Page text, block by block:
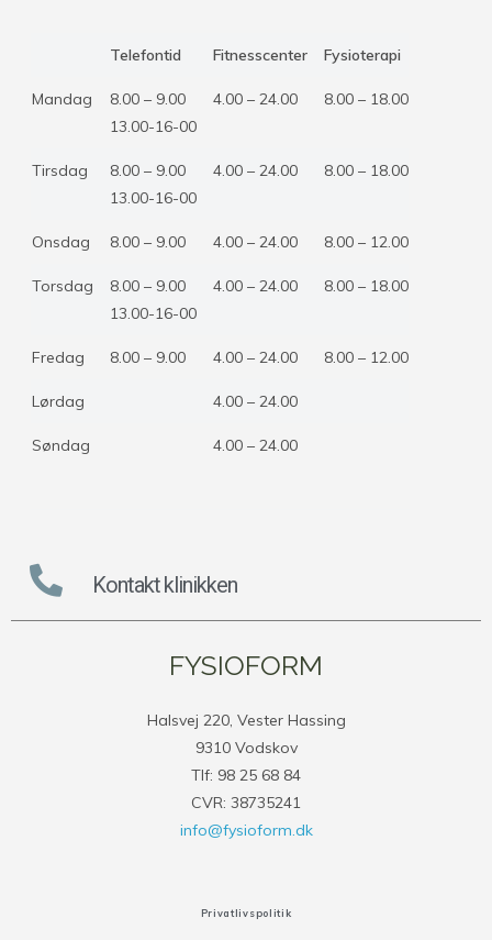
Telefontid Fitnesscenter Fysioterapi
Mandag
8.00 – 9.00
13.00-16-00
4.00 – 24.00 8.00 – 18.00
Tirsdag
8.00 – 9.00
13.00-16-00
4.00 – 24.00 8.00 – 18.00
Onsdag 8.00 – 9.00 4.00 – 24.00 8.00 – 12.00
Torsdag
8.00 – 9.00
13.00-16-00
4.00 – 24.00 8.00 – 18.00
Fredag 8.00 – 9.00 4.00 – 24.00 8.00 – 12.00
Lørdag 4.00 – 24.00
Søndag 4.00 – 24.00
Kontakt klinikken
FYSIOFORM
Halsvej 220, Vester Hassing
9310 Vodskov
Tlf: 98 25 68 84
CVR: 38735241
info@fysioform.dk
Privatlivspolitik